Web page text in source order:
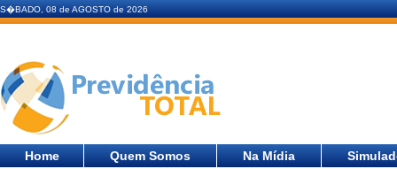
S�BADO, 08 de AGOSTO de 2026
Home Quem Somos Na Mídia